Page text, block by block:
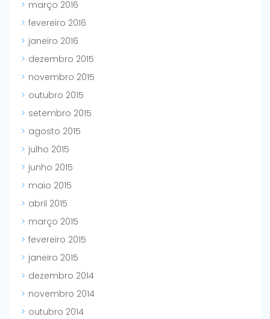
março 2016
fevereiro 2016
janeiro 2016
dezembro 2015
novembro 2015
outubro 2015
setembro 2015
agosto 2015
julho 2015
junho 2015
maio 2015
abril 2015
março 2015
fevereiro 2015
janeiro 2015
dezembro 2014
novembro 2014
outubro 2014